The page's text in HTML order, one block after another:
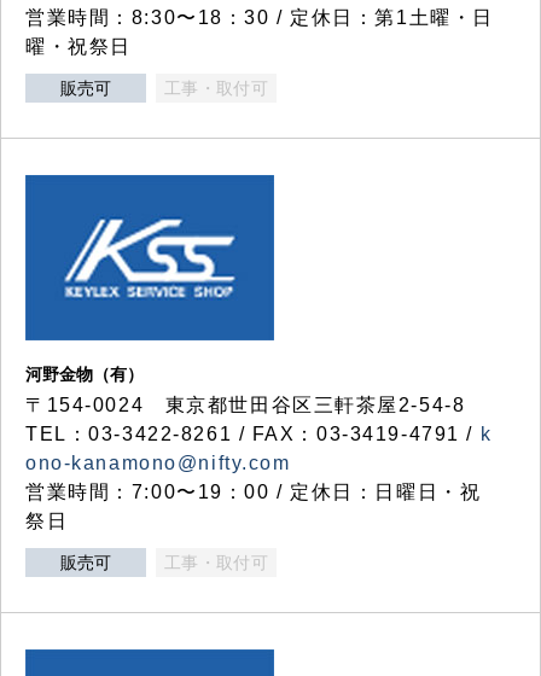
営業時間：8:30〜18：30 / 定休日：第1土曜・日
曜・祝祭日
販売可 工事・取付可
河野金物（有）
〒154-0024 東京都世田谷区三軒茶屋2-54-8
TEL：03-3422-8261 / FAX：03-3419-4791 / k
ono-kanamono@nifty.com
営業時間：7:00〜19：00 / 定休日：日曜日・祝
祭日
販売可 工事・取付可